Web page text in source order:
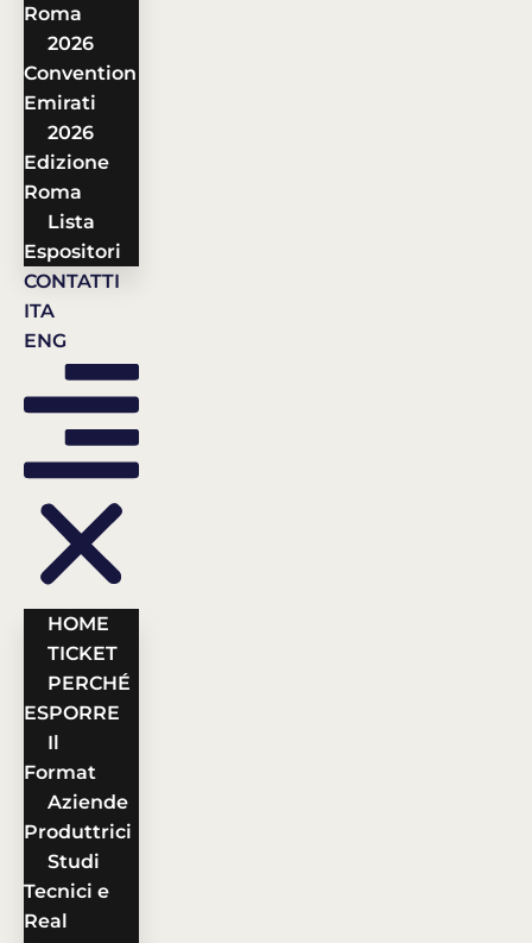
Roma
2026
Convention
Emirati
2026
Edizione
Roma
Lista
Espositori
CONTATTI
ITA
ENG
HOME
TICKET
PERCHÉ
ESPORRE
Il
Format
Aziende
Produttrici
Studi
Tecnici e
Real